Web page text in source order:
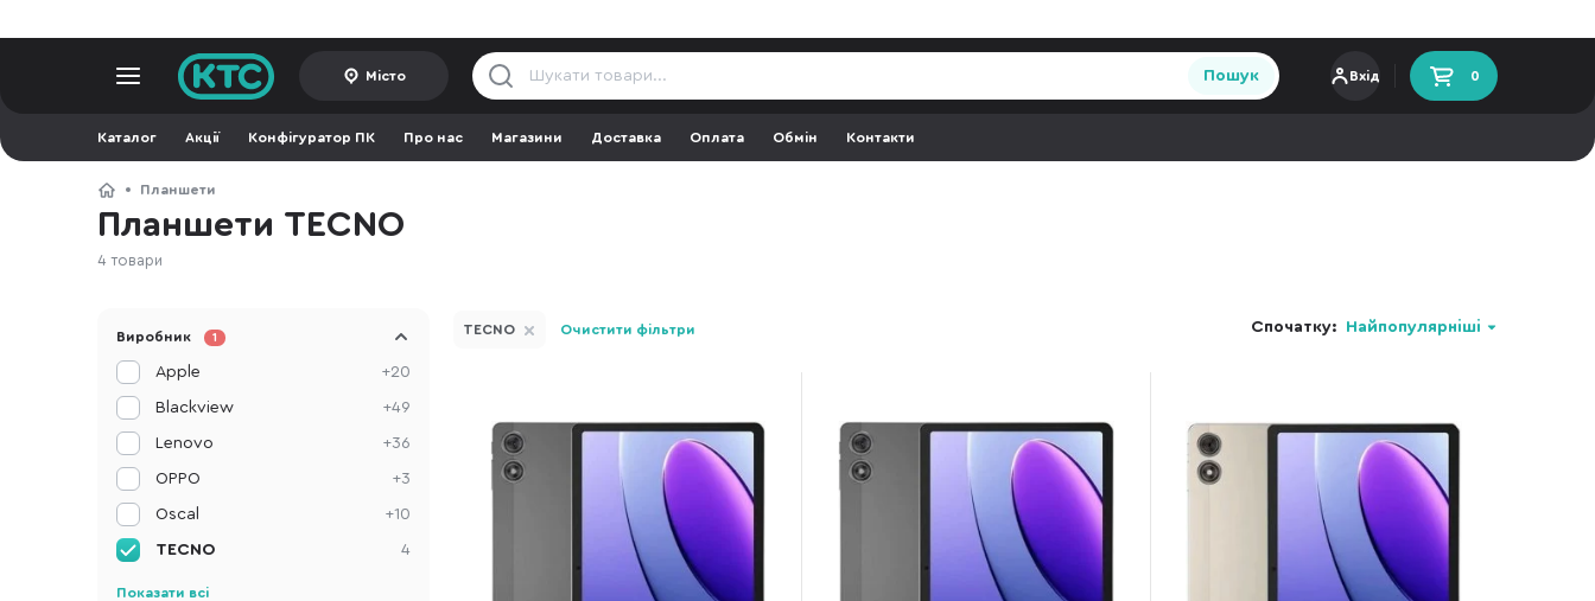
Місто Пошук Вхід 0
Каталог Акції Конфігуратор ПК Про нас Магазини Доставка Оплата Обмін Контакти
Планшети
Планшети TECNO
4 товари
Спочатку: Найпопулярніші
TECNO Очистити фільтри
Виробник 1
+20
Apple
+49
Blackview
+36
Lenovo
+3
OPPO
+10
Oscal
4
TECNO
Показати всі